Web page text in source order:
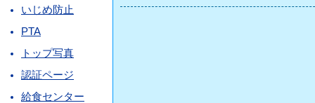
いじめ防止
PTA
トップ写真
認証ページ
給食センター